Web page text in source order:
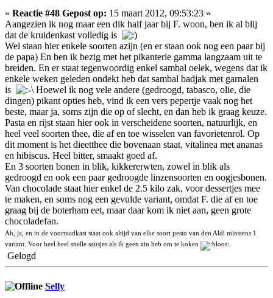
« Reactie #48 Gepost op: 15 maart 2012, 09:53:23 »
Aangezien ik nog maar een dik half jaar bij F. woon, ben ik al blij
dat de kruidenkast volledig is
Wel staan hier enkele soorten azijn (en er staan ook nog een paar bij
de papa) En ben ik bezig met het pikanterie gamma langzaam uit te
breiden. En er staat tegenwoordig enkel sambal oelek, wegens dat ik
enkele weken geleden ondekt heb dat sambal badjak met garnalen
is
Hoewel ik nog vele andere (gedroogd, tabasco, olie, die
dingen) pikant opties heb, vind ik een vers pepertje vaak nog het
beste, maar ja, soms zijn die op of slecht, en dan heb ik graag keuze.
Pasta en rijst staan hier ook in verscheidene soorten, natuurlijk, en
heel veel soorten thee, die af en toe wisselen van favorietenrol. Op
dit moment is het dieetthee die bovenaan staat, vitalinea met ananas
en hibiscus. Heel bitter, smaakt goed af.
En 3 soorten bonen in blik, kikkererwten, zowel in blik als
gedroogd en ook een paar gedroogde linzensoorten en oogjesbonen.
Van chocolade staat hier enkel de 2.5 kilo zak, voor dessertjes mee
te maken, en soms nog een gevulde variant, omdat F. die af en toe
graag bij de boterham eet, maar daar kom ik niet aan, geen grote
chocoladefan.
Ah, ja, en in de voorraadkast staat ook altijd van elke soort pesto van den Aldi minstens 1
variant. Voor heel heel snelle sausjes als ik geen zin heb om te koken
.
Gelogd
Selly